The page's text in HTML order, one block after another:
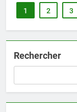
1 2 3
Rechercher